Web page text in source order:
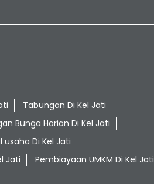
Tabungan Di Kel Jati
Bunga Harian Di Kel Jati
Di Kel Jati
Jati
Pembiayaan UMKM Di Kel Jati